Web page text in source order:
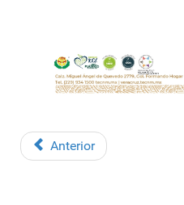
Anterior